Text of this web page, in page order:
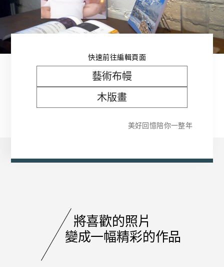
快速前往編輯頁面
藝術布幔
木版畫
美好回憶陪你一整年
將喜歡的照片
變成一幅精彩的作品